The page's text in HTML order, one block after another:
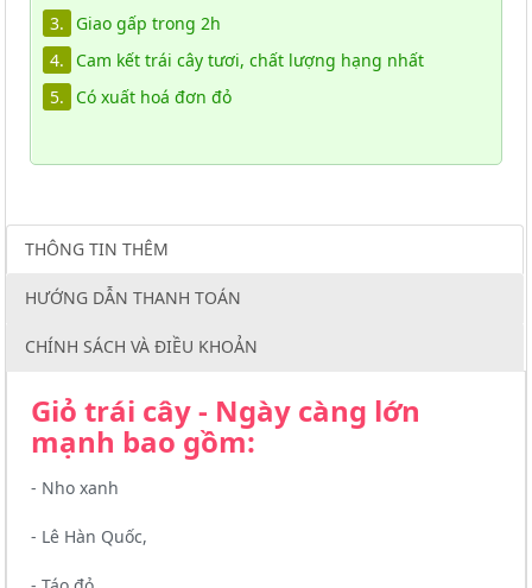
3.
Giao gấp trong 2h
4.
Cam kết trái cây tươi, chất lượng hạng nhất
5.
Có xuất hoá đơn đỏ
THÔNG TIN THÊM
HƯỚNG DẪN THANH TOÁN
CHÍNH SÁCH VÀ ĐIỀU KHOẢN
Giỏ trái cây - Ngày càng lớn
mạnh bao gồm:
- Nho xanh
- Lê Hàn Quốc,